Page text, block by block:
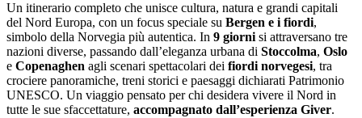
Un itinerario completo che unisce cultura, natura e grandi capitali
del Nord Europa, con un focus speciale su Bergen e i fiordi,
simbolo della Norvegia più autentica. In 9 giorni si attraversano tre
nazioni diverse, passando dall’eleganza urbana di Stoccolma, Oslo
e Copenaghen agli scenari spettacolari dei fiordi norvegesi, tra
crociere panoramiche, treni storici e paesaggi dichiarati Patrimonio
UNESCO. Un viaggio pensato per chi desidera vivere il Nord in
tutte le sue sfaccettature, accompagnato dall’esperienza Giver.